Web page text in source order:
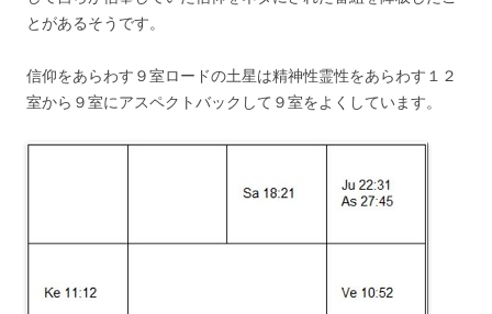
とがあるそうです。
信仰をあらわす９室ロードの土星は精神性霊性をあらわす１２
室から９室にアスペクトバックして９室をよくしています。